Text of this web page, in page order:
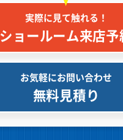
実際に見て触れる！
ショールーム来店予
お気軽にお問い合わせ
無料見積り